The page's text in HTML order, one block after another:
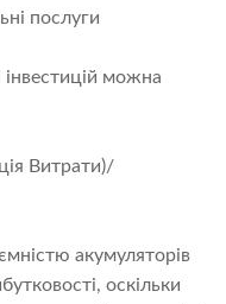
послуги
можна
Витрати)/
акумуляторів
оскільки